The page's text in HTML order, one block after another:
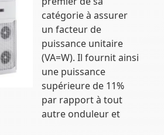
catégorie à assurer
un facteur de
puissance unitaire
(VA=W). Il fournit ainsi
une puissance
supérieure de 11%
par rapport à tout
autre onduleur et